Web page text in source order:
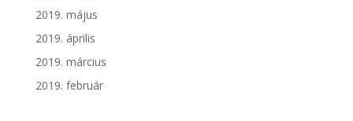
2019. május
2019. április
2019. március
2019. február